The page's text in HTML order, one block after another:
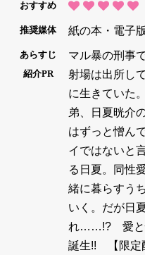
おすすめ
推奨媒体 紙の本・電子版
あらすじ
紹介PR
マル暴の刑事
射場は出所し
に生きていた
弟、日夏晄介
はずっと憎ん
イではないと
る日夏。同性
緒に暮らすう
いく。だが日
れ……!? 愛と
誕生!! 【限定